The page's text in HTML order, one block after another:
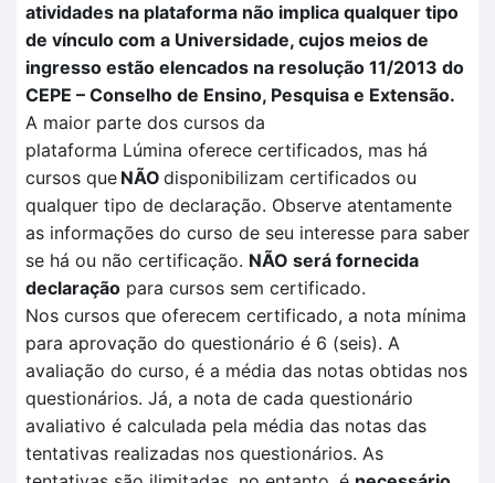
atividades na plataforma não implica qualquer tipo
de vínculo com a Universidade, cujos meios de
ingresso estão elencados na resolução 11/2013 do
CEPE – Conselho de Ensino, Pesquisa e Extensão.
A maior parte dos cursos da
plataforma Lúmina oferece certificados, mas há
cursos que NÃO disponibilizam certificados ou
qualquer tipo de declaração. Observe atentamente
as informações do curso de seu interesse para saber
se há ou não certificação. NÃO será fornecida
declaração para cursos sem certificado.
Nos cursos que oferecem certificado, a nota mínima
para aprovação do questionário é 6 (seis). A
avaliação do curso, é a média das notas obtidas nos
questionários. Já, a nota de cada questionário
avaliativo é calculada pela média das notas das
tentativas realizadas nos questionários. As